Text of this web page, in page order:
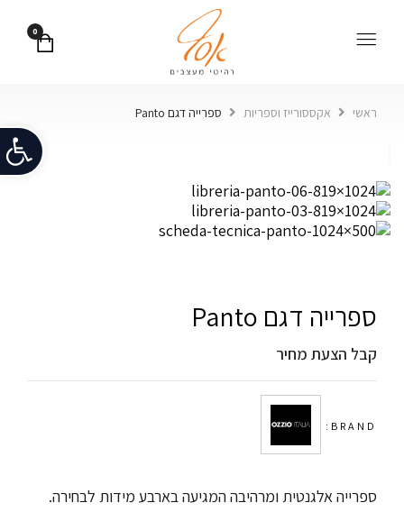
0
ראשי אקססורייז וספריות ספרייה דגם Panto
ספרייה דגם Panto
קבל הצעת מחיר
BRAND:
ספרייה אלגנטית ומרהיבה המגיעה בארבע מידות לבחירה.